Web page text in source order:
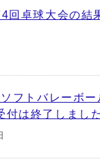
卓球大会の結
フトバレーボー
は終了しました